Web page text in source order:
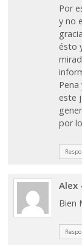
Por
y no
ésto
este
por
Alex
Bien